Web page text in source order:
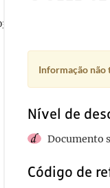
1917-02-27
Informação não
Nível de
Documento
Código de